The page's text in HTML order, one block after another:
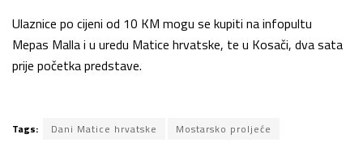
Ulaznice po cijeni od 10 KM mogu se kupiti na infopultu
Mepas Malla i u uredu Matice hrvatske, te u Kosači, dva sata
prije početka predstave.
Tags: Dani Matice hrvatske Mostarsko proljeće